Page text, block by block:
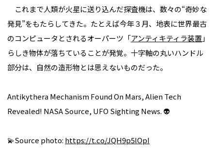
これまで人類が火星に送り込んだ探査機は、数々の“奇妙な
発見”をもたらしてきた。たとえば今年３月、地表に世界最古
のコンピュータとされるオーパーツ「アンティキティラ装置 」
らしき物体が落ちていることが発覚。十字軸の丸いハンドル
部分は、自然の造形物とは思えないものだった。
Antikythera Mechanism Found On Mars, Alien Tech
Revealed! NASA Source, UFO Sighting News. 👽
💫Source photo: https://t.co/JQH9p5lOpI